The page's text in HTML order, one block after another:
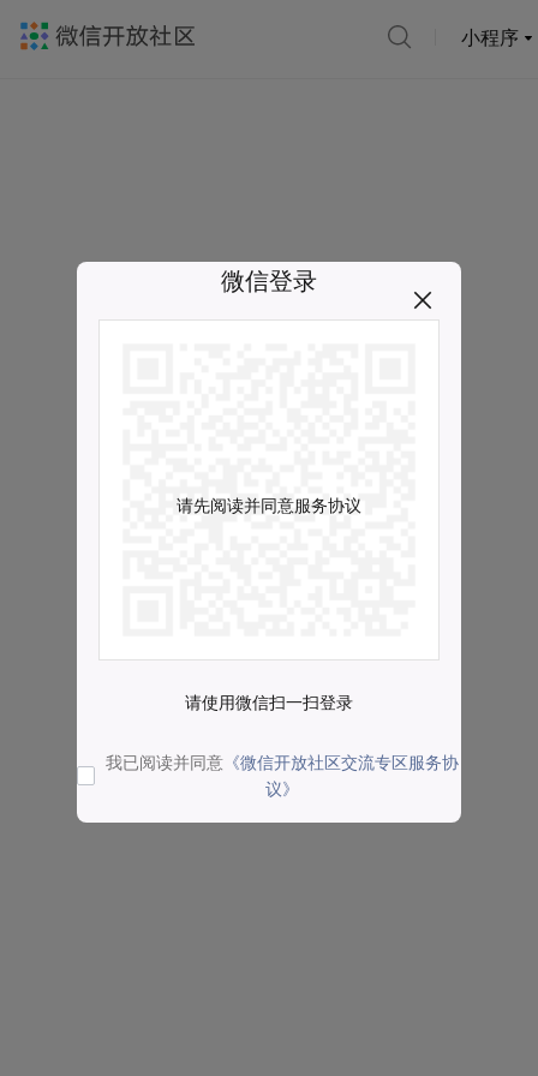
小程序
微信登录
请先阅读并同意服务协议
请使用微信扫一扫登录
我已阅读并同意 《微信开放社区交流专区服务协
议》